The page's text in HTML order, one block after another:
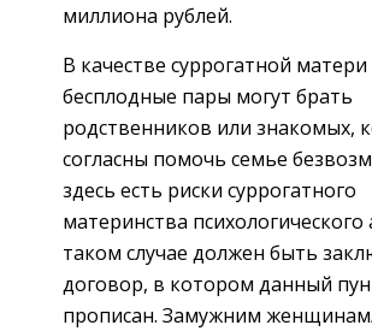
миллиона рублей.
В качестве суррогатной матери
бесплодные пары могут брать
родственников или знакомых,
согласны помочь семье
здесь есть риски суррогатного
материнства психологического
таком случае должен быть
договор, в котором данный
прописан. Замужним